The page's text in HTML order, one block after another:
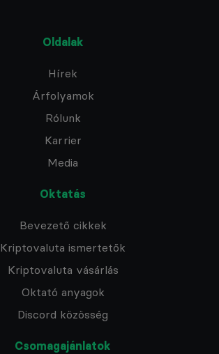
Oldalak
Hírek
Árfolyamok
Rólunk
Karrier
Media
Oktatás
Bevezető cikkek
Kriptovaluta ismertetők
Kriptovaluta vásárlás
Oktató anyagok
Discord közösség
Csomagajánlatok